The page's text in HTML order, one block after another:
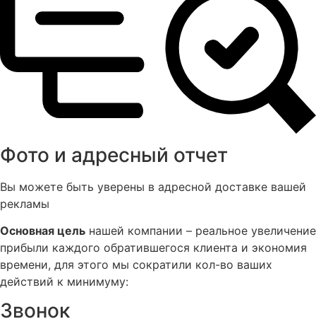
Фото и адресный отчет
Вы можете быть уверены в адресной доставке вашей
рекламы
Основная цель нашей компании – реальное увеличение
прибыли каждого обратившегося клиента и экономия
времени, для этого мы сократили кол-во ваших
действий к минимуму:
Звонок